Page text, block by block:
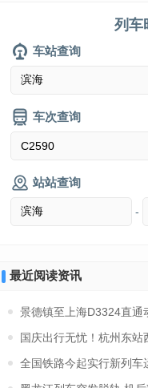
列车
车站查询
车次查询
站站查询
-
最近阅读资讯
景德镇至上海D3324直通
国庆出行无忧！杭州东
全国铁路今起实行新列车